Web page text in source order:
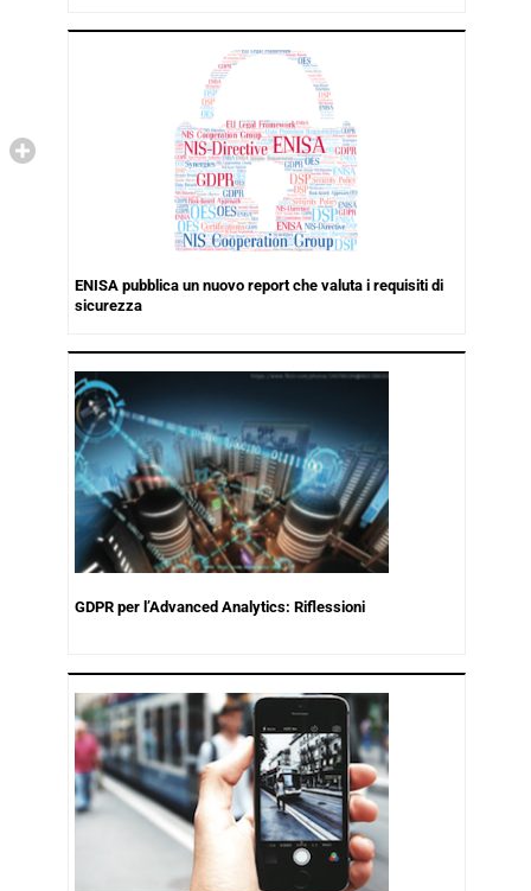
ENISA pubblica un nuovo report che valuta i requisiti di
sicurezza
GDPR per l’Advanced Analytics: Riflessioni